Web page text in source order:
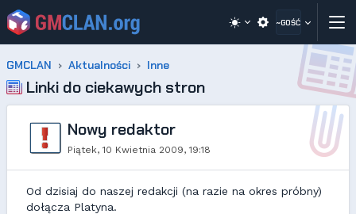
~GOŚĆ
GMCLAN Aktualności Inne
Linki do ciekawych stron
Nowy redaktor
Piątek, 10 Kwietnia 2009, 19:18
Od dzisiaj do naszej redakcji (na razie na okres próbny)
dołącza Platyna.